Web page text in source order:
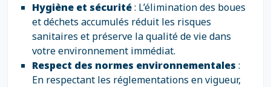
Hygiène et sécurité: L’élimination des boues
et déchets accumulés réduit les risques
sanitaires et préserve la qualité de vie dans
votre environnement immédiat.
Respect des normes environnementales :
En respectant les réglementations en vigueur,